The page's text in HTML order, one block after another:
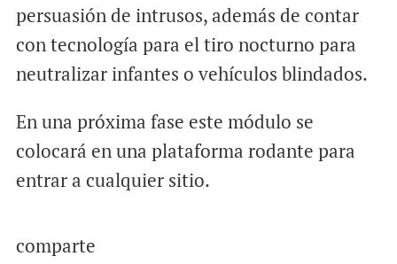
persuasión de intrusos, además de contar
con tecnología para el tiro nocturno para
neutralizar infantes o vehículos blindados.
En una próxima fase este módulo se
colocará en una plataforma rodante para
entrar a cualquier sitio.
comparte